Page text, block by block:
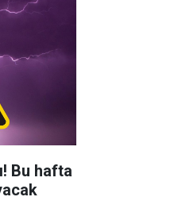
Bu hafta